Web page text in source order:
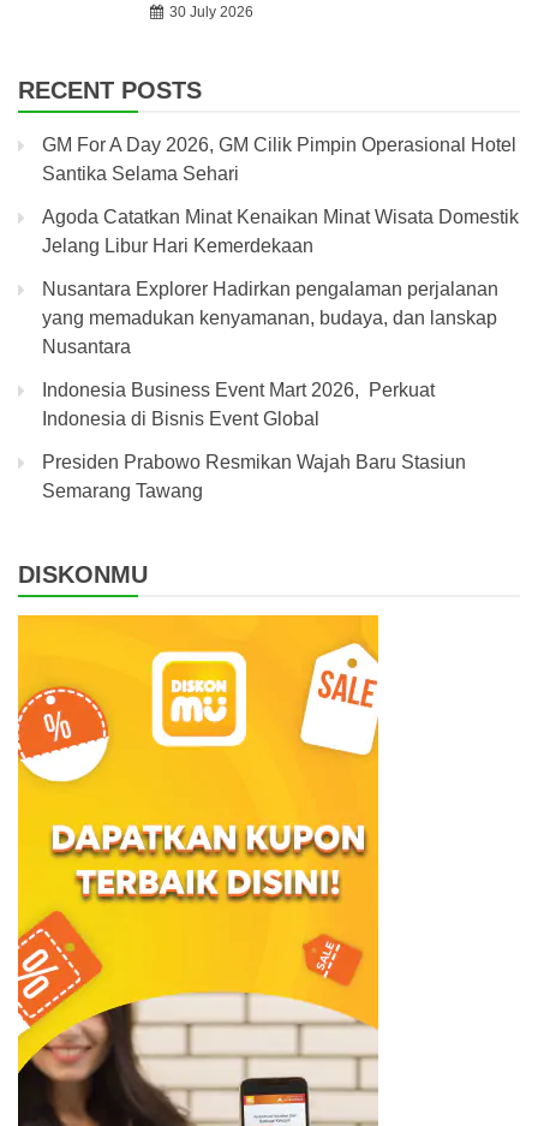
30 July 2026
RECENT POSTS
GM For A Day 2026, GM Cilik Pimpin Operasional Hotel
Santika Selama Sehari
Agoda Catatkan Minat Kenaikan Minat Wisata Domestik
Jelang Libur Hari Kemerdekaan
Nusantara Explorer Hadirkan pengalaman perjalanan
yang memadukan kenyamanan, budaya, dan lanskap
Nusantara
Indonesia Business Event Mart 2026, Perkuat
Indonesia di Bisnis Event Global
Presiden Prabowo Resmikan Wajah Baru Stasiun
Semarang Tawang
DISKONMU